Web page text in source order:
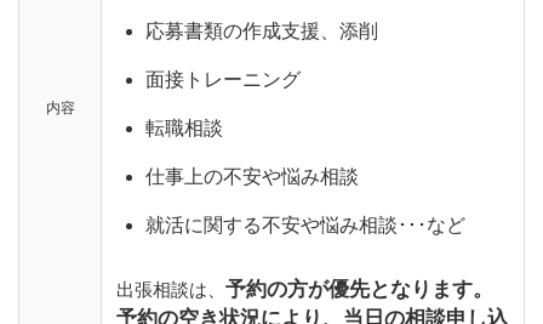
内容
応募書類の作成支援、添削
面接トレーニング
転職相談
仕事上の不安や悩み相談
就活に関する不安や悩み相談･･･など
出張相談は、 予約の方が優先となります。
予約の空き状況により、当日の相談申し込